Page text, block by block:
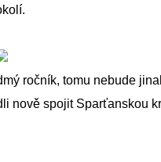
ročník, tomu nebude
nově spojit Sparťanskou